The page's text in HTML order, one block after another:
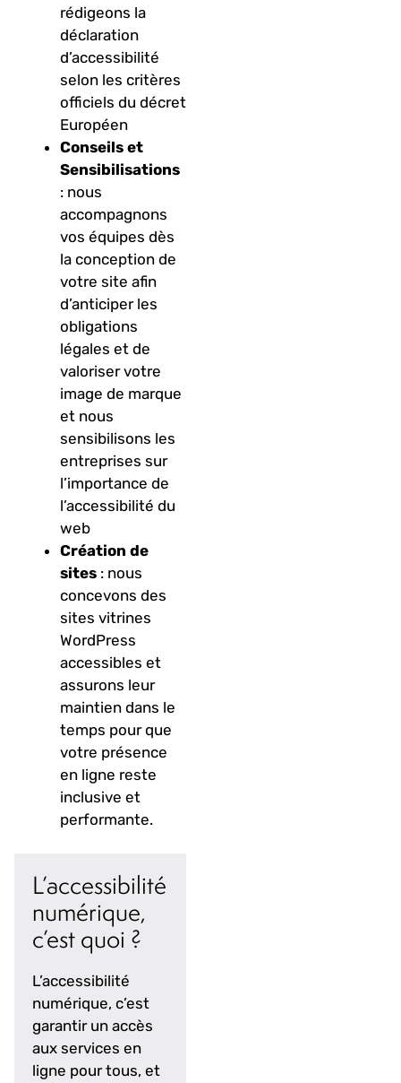
rédigeons la
déclaration
d’accessibilité
selon les critères
officiels du décret
Européen
Conseils et
Sensibilisations
: nous
accompagnons
vos équipes dès
la conception de
votre site afin
d’anticiper les
obligations
légales et de
valoriser votre
image de marque
et nous
sensibilisons les
entreprises sur
l’importance de
l’accessibilité du
web
Création de
sites : nous
concevons des
sites vitrines
WordPress
accessibles et
assurons leur
maintien dans le
temps pour que
votre présence
en ligne reste
inclusive et
performante.
L’accessibilité
numérique,
c’est quoi ?
L’accessibilité
numérique, c’est
garantir un accès
aux services en
ligne pour tous, et